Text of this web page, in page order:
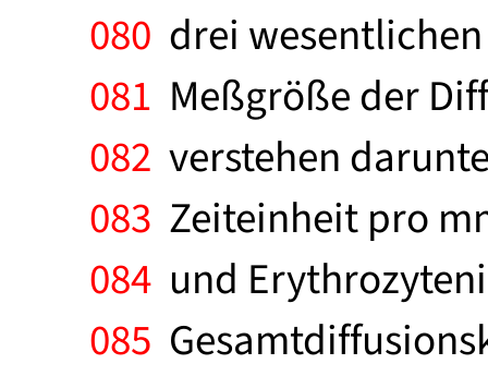
080 drei
081 Meßgröße der
082 verstehen
083 Zeiteinheit pro
084 und
085